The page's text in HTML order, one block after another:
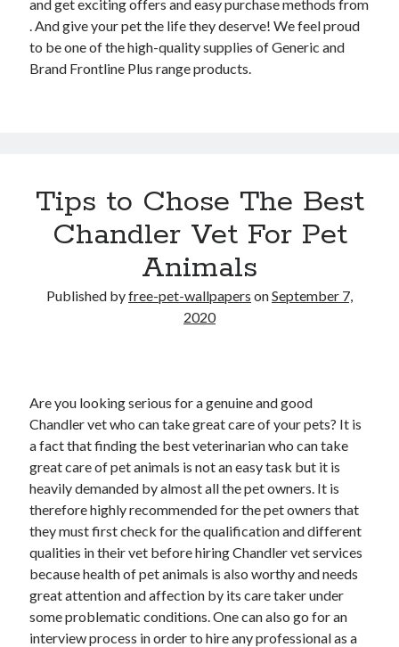
and get exciting offers and easy purchase methods from
. And give your pet the life they deserve! We feel proud
to be one of the high-quality supplies of Generic and
Brand Frontline Plus range products.
Tips to Chose The Best
Chandler Vet For Pet
Animals
Published byfree-pet-wallpapers onSeptember 7,
2020
Are you looking serious for a genuine and good
Chandler vet who can take great care of your pets? It is
a fact that finding the best veterinarian who can take
great care of pet animals is not an easy task but it is
heavily demanded by almost all the pet owners. It is
therefore highly recommended for the pet owners that
they must first check for the qualification and different
qualities in their vet before hiring Chandler vet services
because health of pet animals is also worthy and needs
great attention and affection by its care taker under
some problematic conditions. One can also go for an
interview process in order to hire any professional as a